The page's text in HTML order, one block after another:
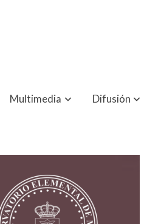
Multimedia Difusión